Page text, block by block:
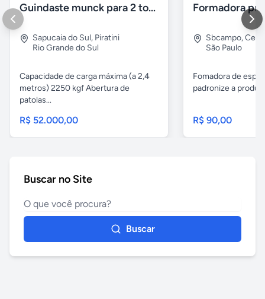
Guindaste munck para 2 toneladas
Sapucaia do Sul, Piratini
Rio Grande do Sul
Capacidade de carga máxima (a 2,4
metros) 2250 kgf Abertura de
patolas...
R$ 52.000,00
Sbcampo,
São Paulo
Fomadora de
padronize a
R$ 90,00
Buscar no Site
Buscar